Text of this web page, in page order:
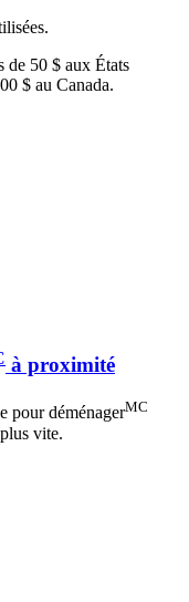
de 50 $ aux États
$ au Canada.
à proximité
pour déménagerMC
vite.